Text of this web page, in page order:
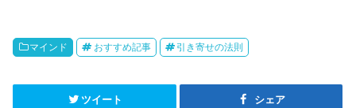
マインド おすすめ記事 引き寄せの法則
ツイート シェア